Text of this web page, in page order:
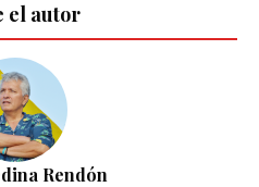
el autor
Rendón